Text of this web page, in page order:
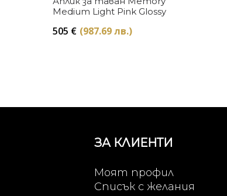
Medium Light Pink Glossy
505 € (987.69 лв.)
ЗА КЛИЕНТИ
Моят профил
Списък с желания